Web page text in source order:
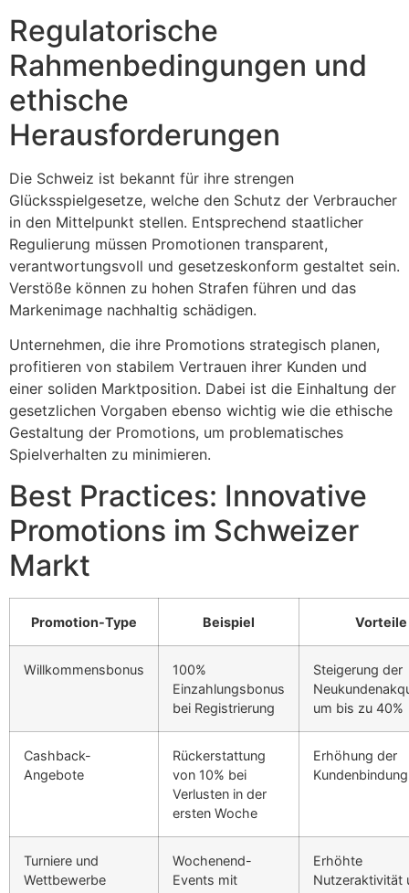
Regulatorische
Rahmenbedingungen und
ethische
Herausforderungen
Die Schweiz ist bekannt für ihre strengen
Glücksspielgesetze, welche den Schutz der Verbraucher
in den Mittelpunkt stellen. Entsprechend staatlicher
Regulierung müssen Promotionen transparent,
verantwortungsvoll und gesetzeskonform gestaltet sein.
Verstöße können zu hohen Strafen führen und das
Markenimage nachhaltig schädigen.
Unternehmen, die ihre Promotions strategisch planen,
profitieren von stabilem Vertrauen ihrer Kunden und
einer soliden Marktposition. Dabei ist die Einhaltung der
gesetzlichen Vorgaben ebenso wichtig wie die ethische
Gestaltung der Promotions, um problematisches
Spielverhalten zu minimieren.
Best Practices: Innovative
Promotions im Schweizer
Markt
Promotion-Type Beispiel Vorteile
Willkommensbonus
100%
Einzahlungsbonus
bei Registrierung
Steigerung der
um bis zu 40%
Cashback-
Angebote
Rückerstattung
von 10% bei
Verlusten in der
ersten Woche
Erhöhung der
Kundenbindung
Turniere und
Wettbewerbe
Wochenend-
Events mit
Erhöhte
Nutzeraktivität